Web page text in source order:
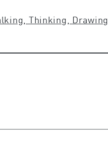
Thinking, Drawing